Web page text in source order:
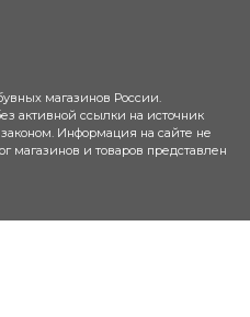
магазинов России.
активной ссылки на источник
Информация на сайте не
магазинов и товаров представлен